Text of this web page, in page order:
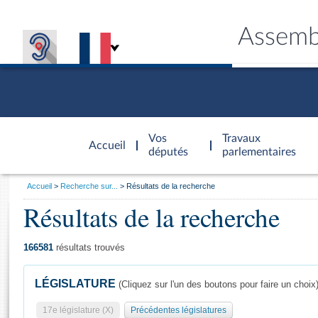
Accueil
d'accueil
Vos
députés
Travaux
parlementaires
Général
Vous
Accueil Recherche sur... Résultats de la recherche
Résultats de la recherche
166581 résultats trouvés
LÉGISLATURE (Cliquez sur l'un des boutons pour faire un choix)
17e législature (X) Précédentes législatures